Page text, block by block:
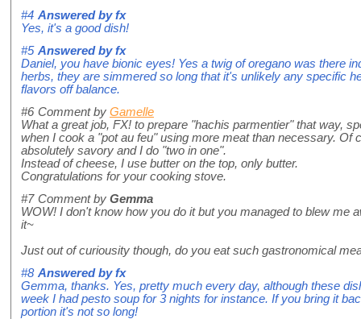
#4 Answered byfx
Yes, it's a good dish!
#5 Answered byfx
Daniel, you have bionic eyes! Yes a twig of oregano was there
herbs, they are simmered so long that it's unlikely any specific
flavors off balance.
#6 Comment by Gamelle
What a great job, FX! to prepare "hachis parmentier" that way,
when I cook a "pot au feu" using more meat than necessary. Of
absolutely savory and I do "two in one".
Instead of cheese, I use butter on the top, only butter.
Congratulations for your cooking stove.
#7 Comment by Gemma
WOW! I don't know how you do it but you managed to blew me
it~
Just out of curiousity though, do you eat such gastronomical
#8 Answered byfx
Gemma, thanks. Yes, pretty much every day, although these
week I had pesto soup for 3 nights for instance. If you bring it
portion it's not so long!